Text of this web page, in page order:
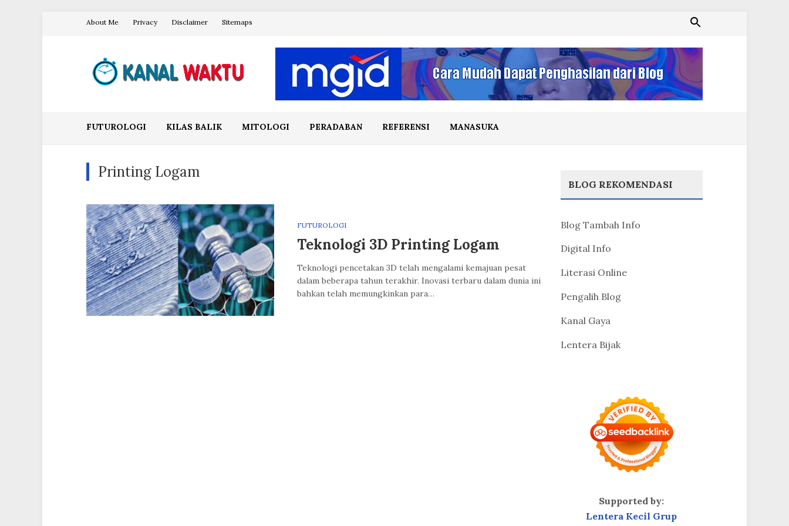
About Me Privacy Disclaimer Sitemaps
FUTUROLOGI KILAS BALIK MITOLOGI PERADABAN REFERENSI MANASUKA
Printing Logam
FUTUROLOGI
Teknologi 3D Printing Logam
Teknologi pencetakan 3D telah mengalami kemajuan pesat
dalam beberapa tahun terakhir. Inovasi terbaru dalam dunia ini
bahkan telah memungkinkan para…
BLOG REKOMENDASI
Blog Tambah Info
Digital Info
Literasi Online
Pengalih Blog
Kanal Gaya
Lentera Bijak
Supported by:
Lentera Kecil Grup